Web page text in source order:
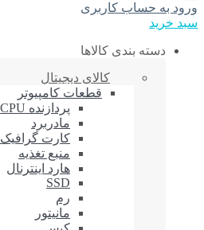
ورود به حساب کاربری
سبد خرید
دسته بندی کالاها
کالای دیجیتال
قطعات کامپیوتر
پردازنده CPU
مادربرد
کارت گرافیک
منبع تغذیه
هارد اینترنال
SSD
رم
مانیتور